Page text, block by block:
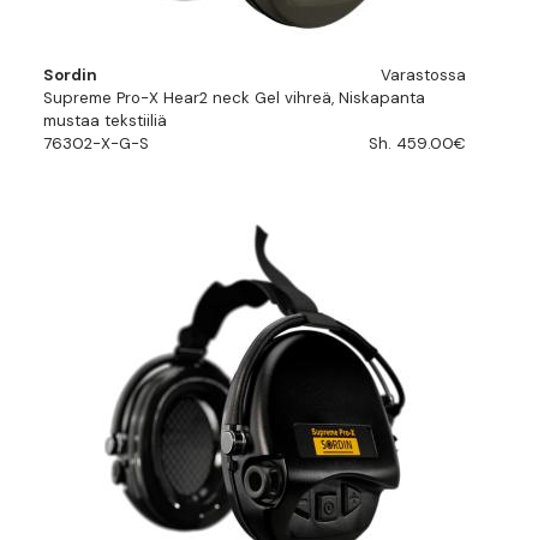
Sordin
Varastossa
Supreme Pro-X Hear2 neck Gel vihreä, Niskapanta
mustaa tekstiiliä
76302-X-G-S
Sh. 459.00€